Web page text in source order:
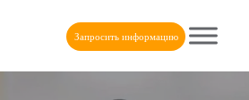
когнитивной реабилитации
Запросить информацию